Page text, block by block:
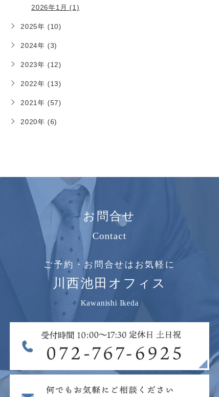
2026年1月 (1)
2025年 (10)
2024年 (3)
2023年 (12)
2022年 (13)
2021年 (57)
2020年 (6)
お問合せ
Contact
ご予約・お問合せはお気軽に
川西池田オフィス
Kawanishi Ikeda